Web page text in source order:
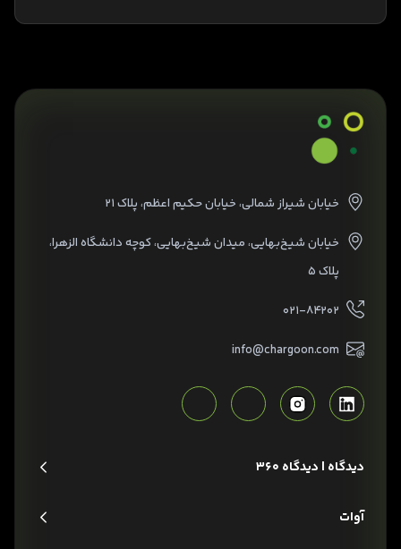
خیابان شیراز شمالی، خیابان حکیم اعظم، پلاک ۲۱
خیابان شیخ‌بهایی، میدان شیخ‌بهایی، کوچه دانشگاه الزهرا،
پلاک ۵
۰۲۱-۸۴۲۰۲
info@chargoon.com
دیدگاه | دیدگاه 360
آوات